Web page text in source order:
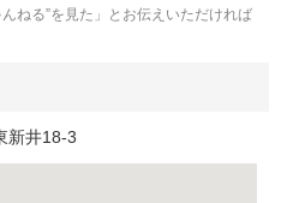
ねる”を見た」とお伝えいただければ
新井18-3